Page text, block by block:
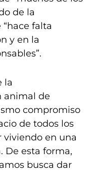
de la
falta
y en la
la
animal de
compromiso
de todos los
viviendo en una
De esta forma,
busca dar